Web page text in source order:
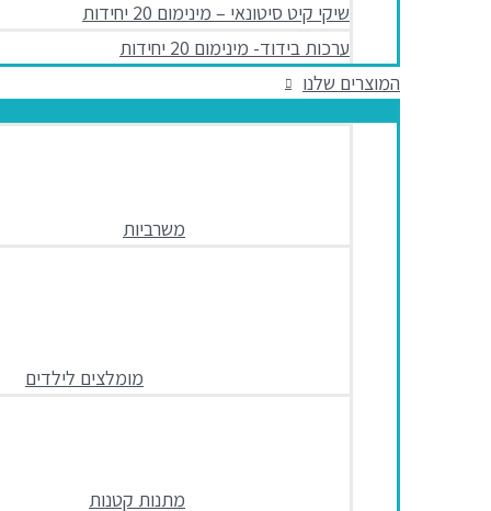
שיקי קיט סיטונאי – מינימום 20 יחידות
ערכות בידוד- מינימום 20 יחידות
המוצרים שלנו
משרביות
מומלצים לילדים
מתנות קטנות